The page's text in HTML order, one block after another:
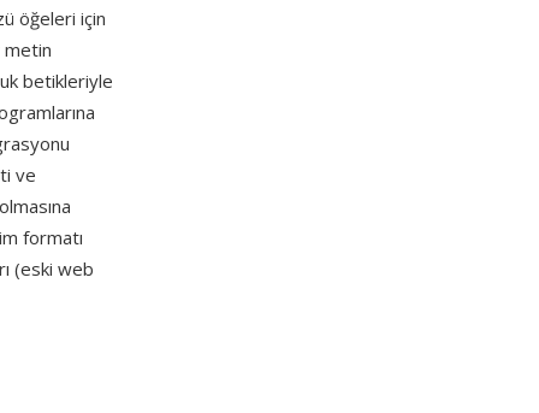
öğeleri için
metin
betikleriyle
ve
formatı
(eski web